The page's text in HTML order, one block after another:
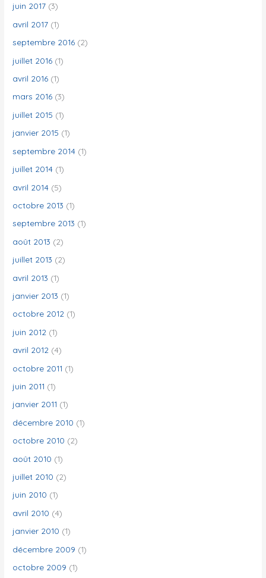
juin 2017 (3)
avril 2017 (1)
septembre 2016 (2)
juillet 2016 (1)
avril 2016 (1)
mars 2016 (3)
juillet 2015 (1)
janvier 2015 (1)
septembre 2014 (1)
juillet 2014 (1)
avril 2014 (5)
octobre 2013 (1)
septembre 2013 (1)
août 2013 (2)
juillet 2013 (2)
avril 2013 (1)
janvier 2013 (1)
octobre 2012 (1)
juin 2012 (1)
avril 2012 (4)
octobre 2011 (1)
juin 2011 (1)
janvier 2011 (1)
décembre 2010 (1)
octobre 2010 (2)
août 2010 (1)
juillet 2010 (2)
juin 2010 (1)
avril 2010 (4)
janvier 2010 (1)
décembre 2009 (1)
octobre 2009 (1)